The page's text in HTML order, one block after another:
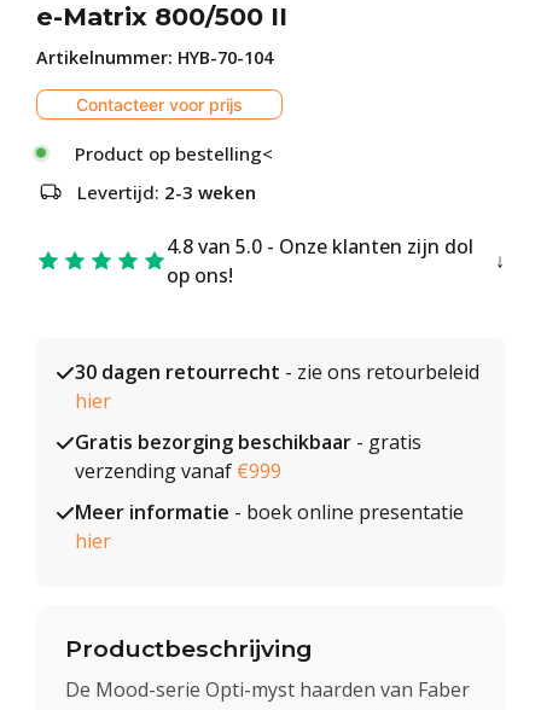
e-Matrix 800/500 II
Artikelnummer: HYB-70-104
Contacteer voor prijs
Product op bestelling<
Levertijd: 2-3 weken
4.8 van 5.0 - Onze klanten zijn dol
op ons!
30 dagen retourrecht - zie ons retourbeleid
hier
Gratis bezorging beschikbaar - gratis
verzending vanaf €999
Meer informatie - boek online presentatie
hier
Productbeschrijving
De Mood-serie Opti-myst haarden van Faber